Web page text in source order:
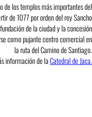
de los templos más importantes del
de 1077 por orden del rey Sancho
de la ciudad y la concesión
como pujante centro comercial en
la ruta del Camino de Santiago.
información de laCatedral de Jaca.